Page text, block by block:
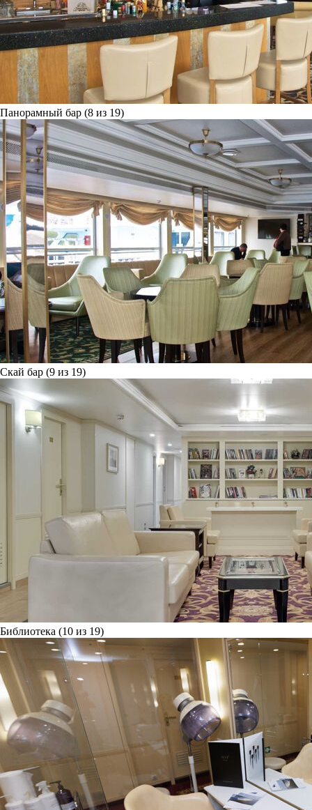
Панорамный бар (8 из 19)
Скай бар (9 из 19)
Библиотека (10 из 19)